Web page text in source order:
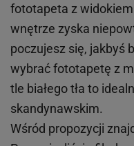
fototapeta z
wnętrze zyska
poczujesz się, jakbyś
wybrać fototapetę z
tle białego tła to
skandynawskim.
Wśród propozycji